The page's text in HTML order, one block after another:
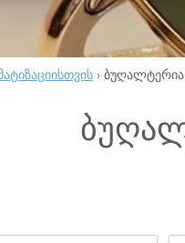
› ბუღალტერია